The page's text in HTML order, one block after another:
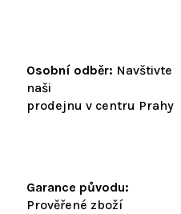
Osobní odběr: Navštivte
naši
prodejnu v centru Prahy
Garance původu:
Prověřené zboží